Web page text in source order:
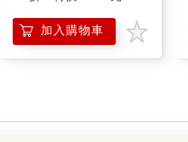
加入購物車